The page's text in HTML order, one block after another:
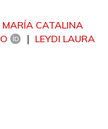
MARÍA CATALINA
LEYDI LAURA